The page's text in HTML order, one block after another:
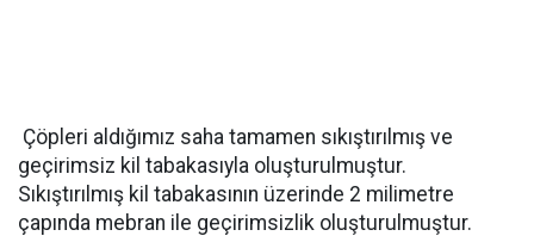
Çöpleri aldığımız saha tamamen sıkıştırılmış ve
geçirimsiz kil tabakasıyla oluşturulmuştur.
Sıkıştırılmış kil tabakasının üzerinde 2 milimetre
çapında mebran ile geçirimsizlik oluşturulmuştur.